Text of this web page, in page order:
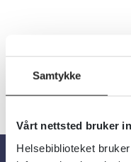
Samtykke
Vårt nettsted bruker
Helsebiblioteket
« 1